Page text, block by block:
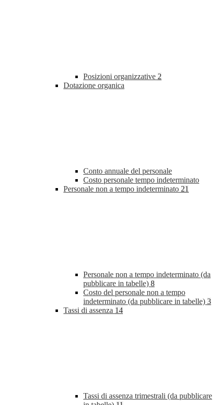
Posizioni organizzative 2
Dotazione organica
Conto annuale del personale
Costo personale tempo indeterminato
Personale non a tempo indeterminato 21
Personale non a tempo indeterminato (da
pubblicare in tabelle) 8
Costo del personale non a tempo
indeterminato (da pubblicare in tabelle) 3
Tassi di assenza 14
Tassi di assenza trimestrali (da pubblicare